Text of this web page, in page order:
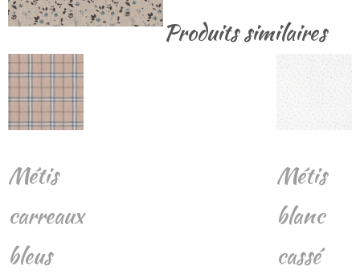
Produits similaires
Métis
carreaux
bleus
Métis
blanc
cassé